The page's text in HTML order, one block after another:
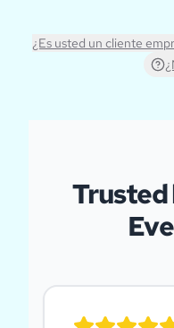
¿Es usted un cliente
Trusted